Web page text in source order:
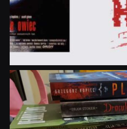
dobryhorror
Lip 31